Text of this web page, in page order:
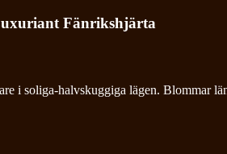
Fänrikshjärta
i soliga-halvskuggiga lägen. Blommar